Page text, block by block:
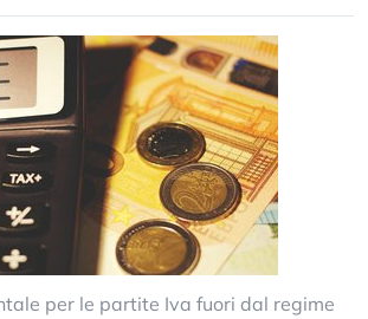
per le partite Iva fuori dal regime